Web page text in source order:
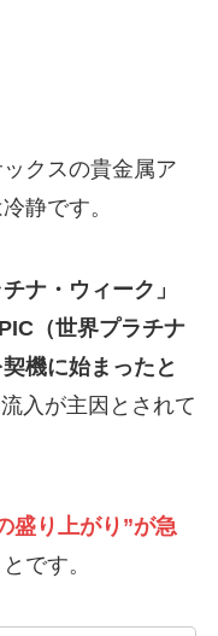
クスの貴金属ア
静です。
ナ・ウィーク」
（世界プラチナ
機に始まったと
入が主因とされて
盛り上がり”が急
です。